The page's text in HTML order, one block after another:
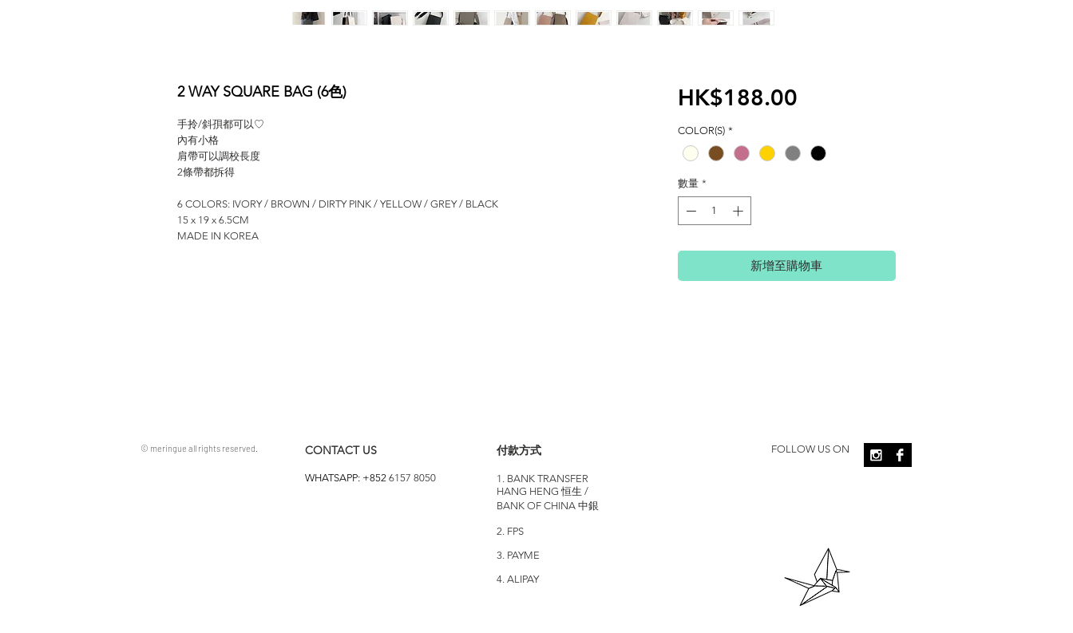
2 WAY SQUARE BAG (6色)
手拎/斜孭都可以♡
內有小格
肩帶可以調校長度
2條帶都拆得
6 COLORS: IVORY / BROWN / DIRTY PINK / YELLOW / GREY / BLACK
15 x 19 x 6.5CM
MADE IN KOREA
HK$188.00價
COLOR(S) *
數量 *
新增至購物車
© meringue all rights reserved. CONTACT US
WHATSAPP: +852 6157 8050
付款方式
1. BANK TRANSFER
HANG HENG 恒生 /
BANK OF CHINA 中銀
2. FPS
3. PAYME
4. ALIPAY
FOLLOW US ON